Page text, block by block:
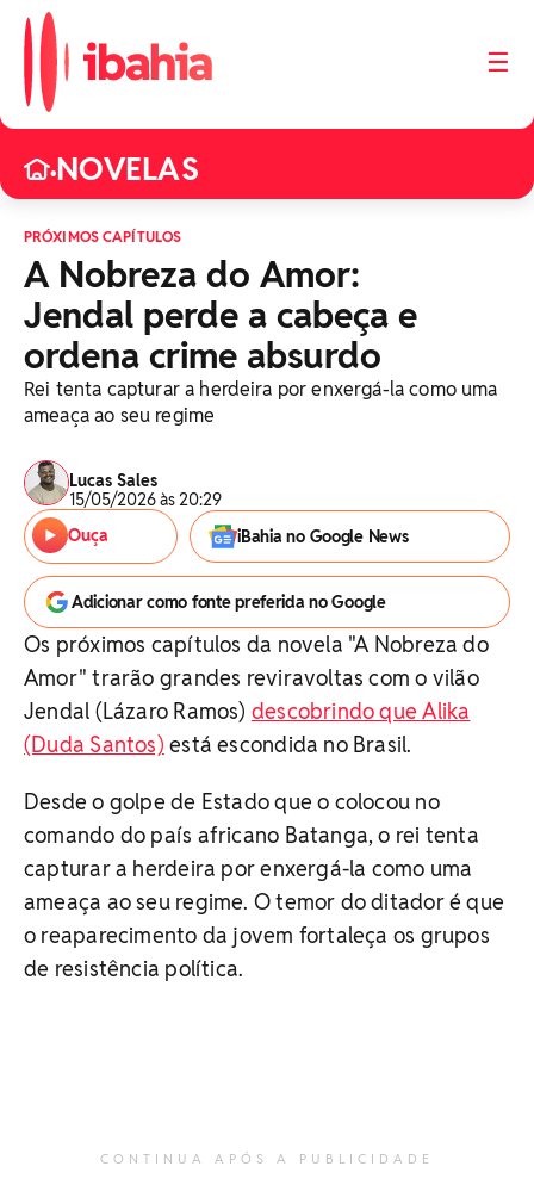
☰
•NOVELAS
PRÓXIMOS CAPÍTULOS
A Nobreza do Amor:
Jendal perde a cabeça e
ordena crime absurdo
Rei tenta capturar a herdeira por enxergá-la como uma
ameaça ao seu regime
Lucas Sales
15/05/2026 às 20:29
Ouça
iBahia no Google News
Adicionar como fonte preferida no Google
Os próximos capítulos da novela "A Nobreza do
Amor" trarão grandes reviravoltas com o vilão
Jendal (Lázaro Ramos) descobrindo que Alika
(Duda Santos) está escondida no Brasil.
Desde o golpe de Estado que o colocou no
comando do país africano Batanga, o rei tenta
capturar a herdeira por enxergá-la como uma
ameaça ao seu regime. O temor do ditador é que
o reaparecimento da jovem fortaleça os grupos
de resistência política.
CONTINUA APÓS A PUBLICIDADE